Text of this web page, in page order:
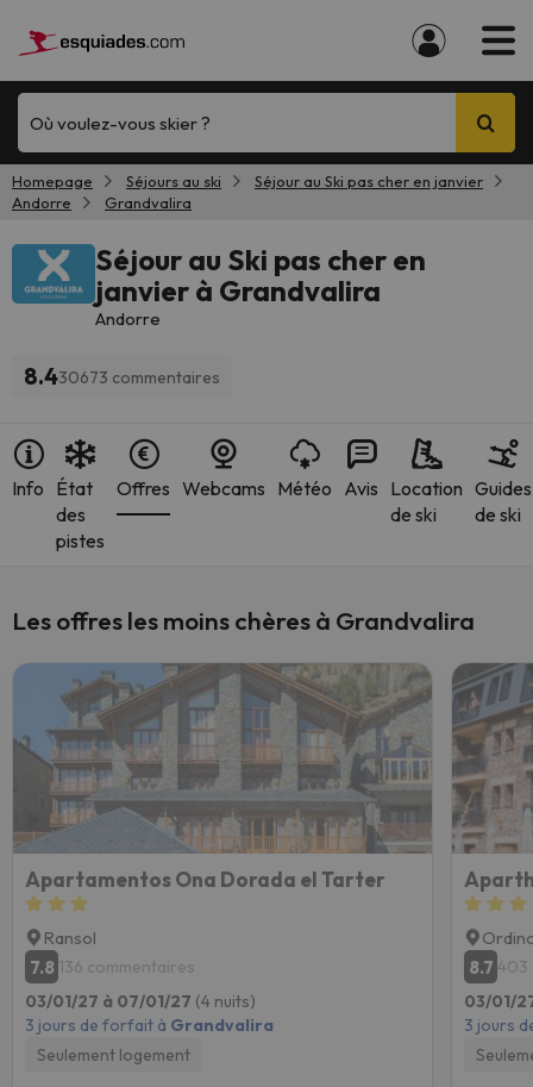
Où voulez-vous skier ?
Homepage Séjours au ski
Séjour au Ski pas cher en janvier
Andorre
Grandvalira
Séjour au Ski pas cher en
janvier à Grandvalira
Andorre
8.430673 commentaires
Info État
des
pistes
Offres Webcams Météo Avis Location
de ski
Guides
de ski
Les offres les moins chères à Grandvalira
Apartamentos Ona Dorada el Tarter
Ransol
7.8 136 commentaires
03/01/27 à 07/01/27 (4 nuits)
3 jours de forfait à Grandvalira
Seulement logement
8.7 403
03/01/
3 jours